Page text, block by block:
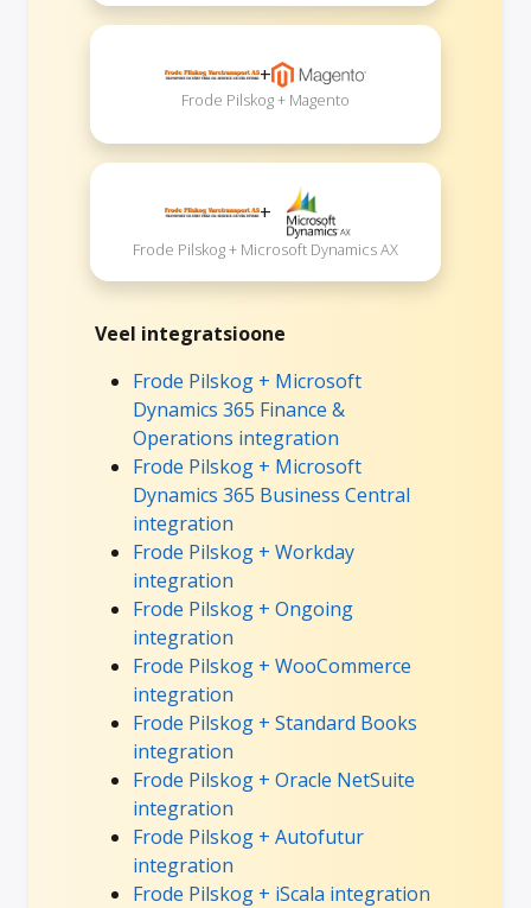
+
Frode Pilskog + Magento
+
Frode Pilskog + Microsoft Dynamics AX
Veel integratsioone
Frode Pilskog + Microsoft
Dynamics 365 Finance &
Operations integration
Frode Pilskog + Microsoft
Dynamics 365 Business Central
integration
Frode Pilskog + Workday
integration
Frode Pilskog + Ongoing
integration
Frode Pilskog + WooCommerce
integration
Frode Pilskog + Standard Books
integration
Frode Pilskog + Oracle NetSuite
integration
Frode Pilskog + Autofutur
integration
Frode Pilskog + iScala integration